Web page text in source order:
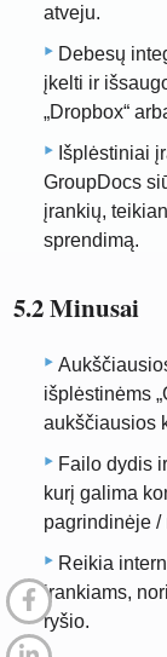
atveju.
Debesų
įkelti ir
„Dropbox“
Išplėstiniai
GroupDocs
įrankių,
sprendimą.
5.2 Minusai
išplėstinėms
aukščiausios
Failo dydis
kurį galima
pagrindinėje /
Reikia
įrankiams,
ryšio.